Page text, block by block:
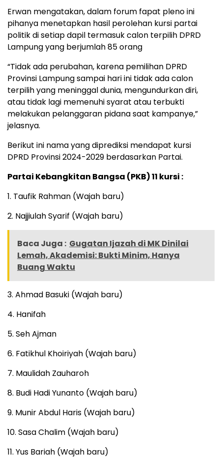
Erwan mengatakan, dalam forum fapat pleno ini
pihanya menetapkan hasil perolehan kursi partai
politik di setiap dapil termasuk calon terpilih DPRD
Lampung yang berjumlah 85 orang
“Tidak ada perubahan, karena pemilihan DPRD
Provinsi Lampung sampai hari ini tidak ada calon
terpilih yang meninggal dunia, mengundurkan diri,
atau tidak lagi memenuhi syarat atau terbukti
melakukan pelanggaran pidana saat kampanye,”
jelasnya.
Berikut ini nama yang diprediksi mendapat kursi
DPRD Provinsi 2024-2029 berdasarkan Partai.
Partai Kebangkitan Bangsa (PKB) 11 kursi :
1. Taufik Rahman (Wajah baru)
2. Najjiulah Syarif (Wajah baru)
Baca Juga : Gugatan Ijazah di MK Dinilai
Lemah, Akademisi: Bukti Minim, Hanya
Buang Waktu
3. Ahmad Basuki (Wajah baru)
4. Hanifah
5. Seh Ajman
6. Fatikhul Khoiriyah (Wajah baru)
7. Maulidah Zauharoh
8. Budi Hadi Yunanto (Wajah baru)
9. Munir Abdul Haris (Wajah baru)
10. Sasa Chalim (Wajah baru)
11. Yus Bariah (Wajah baru)